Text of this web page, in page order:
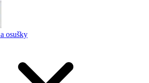
osušky